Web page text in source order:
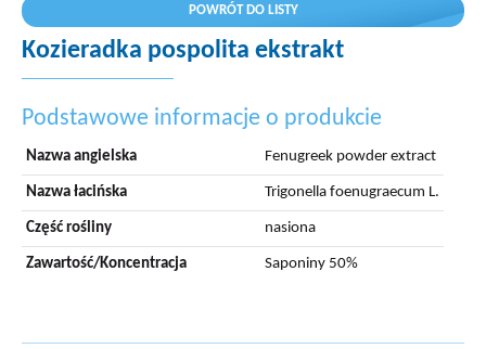
POWRÓT DO LISTY
Kozieradka pospolita ekstrakt
Podstawowe informacje o produkcie
Nazwa angielska Fenugreek powder extract
Nazwa łacińska Trigonella foenugraecum L.
Część rośliny nasiona
Zawartość/Koncentracja Saponiny 50%